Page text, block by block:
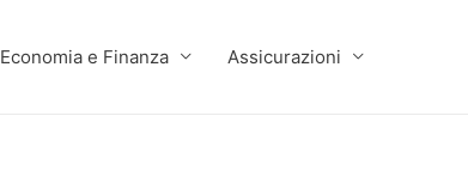
Economia e Finanza Assicurazioni